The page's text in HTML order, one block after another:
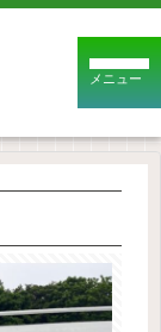
メニュー